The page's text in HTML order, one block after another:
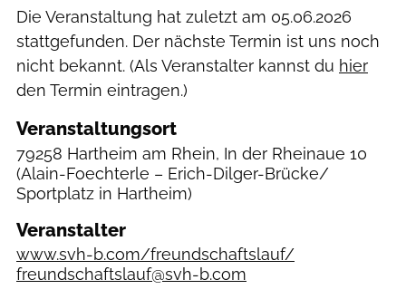
Die Veranstaltung hat zuletzt am 05.06.2026
stattgefunden. Der nächste Termin ist uns noch
nicht bekannt. (Als Veranstalter kannst du hier
den Termin eintragen.)
Veranstaltungsort
79258 Hartheim am Rhein, In der Rheinaue 10
(Alain-Foechterle – Erich-Dilger-Brücke/
Sportplatz in Hartheim)
Veranstalter
www.svh-b.com/freundschaftslauf/
freundschaftslauf@svh-b.com